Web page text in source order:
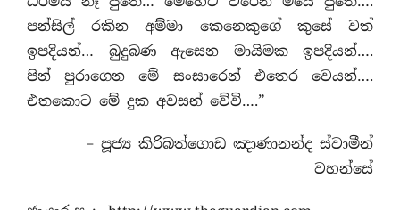
පන්සිල් රකින අම්මා කෙනෙකුගේ කුසේ වත්
ඉපදියන්… බුදුබණ ඇසෙන මායිමක ඉපදියන්….
පින් පුරාගෙන මේ සංසාරෙන් එතෙර වෙයන්….
එතකොට මේ දුක අවසන් වේවි….”
– පූජ්‍ය කිරිබත්ගොඩ ඤාණානන්ද ස්වාමීන්
වහන්සේ